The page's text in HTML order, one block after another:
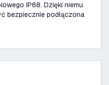
IP68. Dzięki niemu
bezpiecznie podłączona